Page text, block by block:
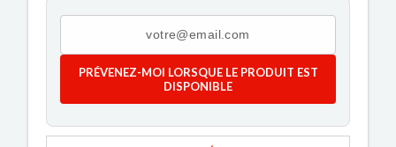
PRÉVENEZ-MOI LORSQUE LE PRODUIT EST
DISPONIBLE